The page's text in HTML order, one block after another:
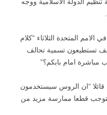
المتحدة الثلاثاء “كلام
تستطيعون تسمية تحالف
مباشرة امام بابكم؟”
“ان الروس سيستخدمون
يتوجب قطعا ممارسة مزيد من